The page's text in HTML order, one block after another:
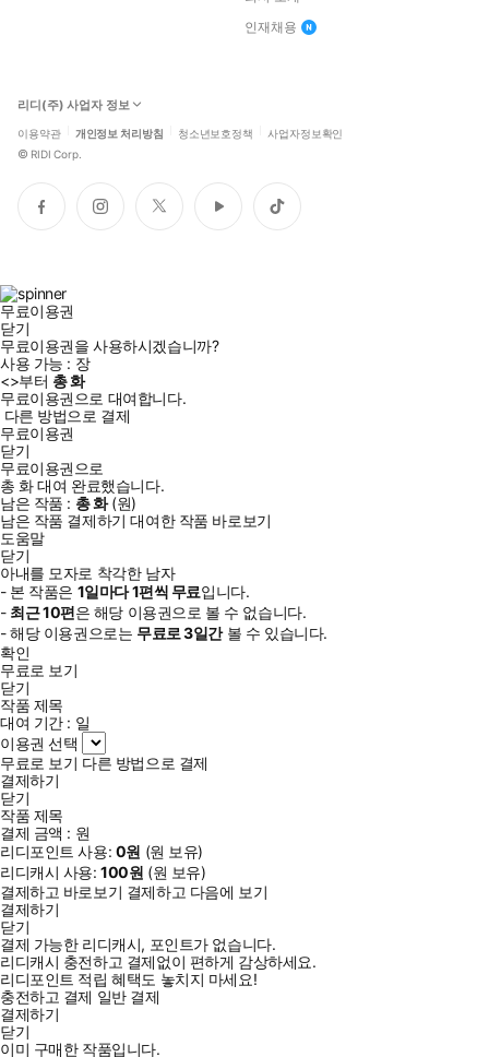
인재채용
리디(주) 사업자 정보
이용약관 개인정보 처리방침 청소년보호정책 사업자정보확인
© RIDI Corp.
페
이
인
스
트
위
유
튜
틱
톡
무료이용권
닫기
무료이용권을 사용하시겠습니까?
사용 가능 : 장
<>부터 총화
무료이용권으로 대여합니다.
다른 방법으로 결제
무료이용권
닫기
무료이용권으로
총 화대여 완료했습니다.
남은 작품 : 총화(원)
남은 작품 결제하기 대여한 작품 바로보기
도움말
닫기
아내를 모자로 착각한 남자
- 본 작품은 1일마다1편씩 무료입니다.
- 최근10편은 해당 이용권으로 볼 수 없습니다.
- 해당 이용권으로는 무료로3일간볼 수 있습니다.
확인
무료로 보기
닫기
작품 제목
대여 기간 : 일
이용권 선택
무료로 보기 다른 방법으로 결제
결제하기
닫기
작품 제목
결제 금액 : 원
리디포인트 사용: 0원 (원 보유)
리디캐시 사용:100원 (원 보유)
결제하고 바로보기 결제하고 다음에 보기
결제하기
닫기
결제 가능한 리디캐시, 포인트가 없습니다.
리디캐시 충전하고 결제없이 편하게 감상하세요.
리디포인트 적립 혜택도 놓치지 마세요!
충전하고 결제 일반 결제
결제하기
닫기
이미 구매한 작품입니다.